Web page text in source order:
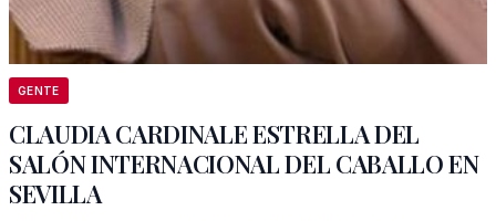
GENTE
CLAUDIA CARDINALE ESTRELLA DEL
SALÓN INTERNACIONAL DEL CABALLO EN
SEVILLA